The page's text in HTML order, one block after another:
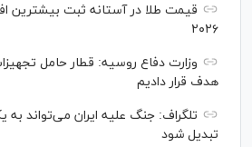
قیمت طلا در آستانه ثبت بیشترین
۲۰۲۶
وزارت دفاع روسیه: قطار حامل
هدف قرار دادیم
تلگراف: جنگ علیه ایران می‌تواند به
تبدیل شود